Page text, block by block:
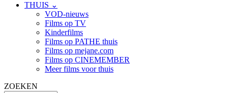
THUIS ⌄
VOD-nieuws
Films op TV
Kinderfilms
Films op PATHE thuis
Films op mejane.com
Films op CINEMEMBER
Meer films voor thuis
ZOEKEN